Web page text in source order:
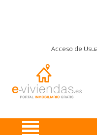
Acceso de